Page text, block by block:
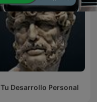
Tu Desarrollo Personal